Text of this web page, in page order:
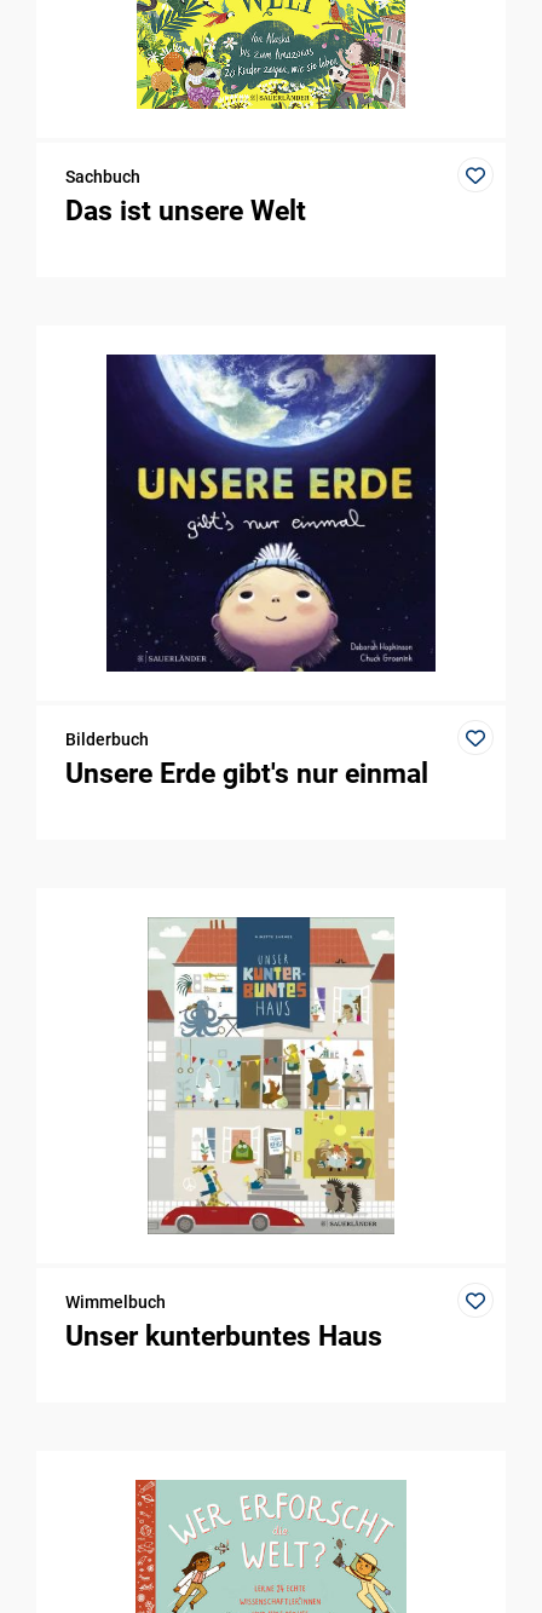
Sachbuch
Das ist unsere Welt
Bilderbuch
Unsere Erde gibt's nur einmal
Wimmelbuch
Unser kunterbuntes Haus